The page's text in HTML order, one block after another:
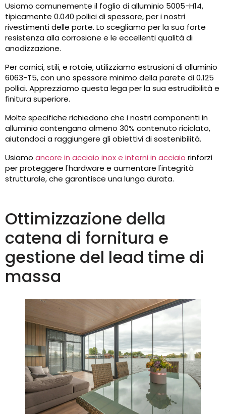
Usiamo comunemente il foglio di alluminio 5005-H14,
tipicamente 0.040 pollici di spessore, per i nostri
rivestimenti delle porte. Lo scegliamo per la sua forte
resistenza alla corrosione e le eccellenti qualità di
anodizzazione.
Per cornici, stili, e rotaie, utilizziamo estrusioni di alluminio
6063-T5, con uno spessore minimo della parete di 0.125
pollici. Apprezziamo questa lega per la sua estrudibilità e
finitura superiore.
Molte specifiche richiedono che i nostri componenti in
alluminio contengano almeno 30% contenuto riciclato,
aiutandoci a raggiungere gli obiettivi di sostenibilità.
Usiamo ancore in acciaio inox e interni in acciaio rinforzi
per proteggere l'hardware e aumentare l'integrità
strutturale, che garantisce una lunga durata.
Ottimizzazione della
catena di fornitura e
gestione del lead time di
massa